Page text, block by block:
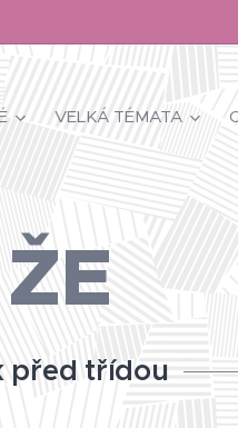
VELKÁ TÉMATA
před třídou